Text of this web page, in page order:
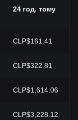
24 год. тому
CLP$161.41
CLP$322.81
CLP$1,614.06
CLP$3,228.12